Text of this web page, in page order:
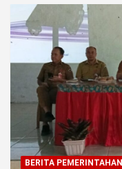
BERITA PEMERINTAHAN